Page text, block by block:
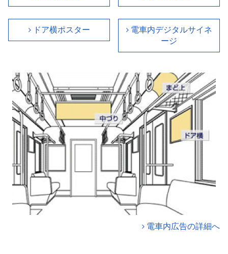
ドア横ポスター
電車内デジタルサイネ
ージ
電車内広告の詳細へ